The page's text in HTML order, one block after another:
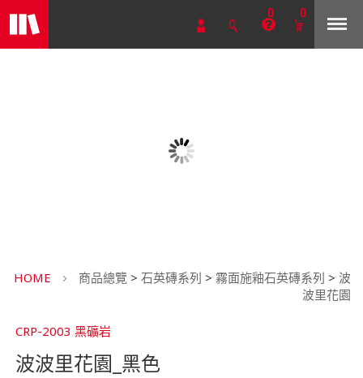
0 0
HOME 商品總覽 > 石英磚系列 > 霧面施釉石英磚系列 > 波
波里花園
CRP-2003 黑礦岩
波波里花園_黑色